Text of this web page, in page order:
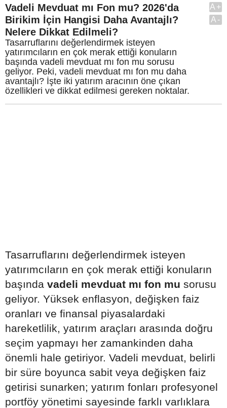
Vadeli Mevduat mı Fon mu? 2026'da
Birikim İçin Hangisi Daha Avantajlı?
Nelere Dikkat Edilmeli?
Tasarruflarını değerlendirmek isteyen
yatırımcıların en çok merak ettiği konuların
başında vadeli mevduat mı fon mu sorusu
geliyor. Peki, vadeli mevduat mı fon mu daha
avantajlı? İşte iki yatırım aracının öne çıkan
özellikleri ve dikkat edilmesi gereken noktalar.
A+
A-
Tasarruflarını değerlendirmek isteyen
yatırımcıların en çok merak ettiği konuların
başında vadeli mevduat mı fon mu sorusu
geliyor. Yüksek enflasyon, değişken faiz
oranları ve finansal piyasalardaki
hareketlilik, yatırım araçları arasında doğru
seçim yapmayı her zamankinden daha
önemli hale getiriyor. Vadeli mevduat, belirli
bir süre boyunca sabit veya değişken faiz
getirisi sunarken; yatırım fonları profesyonel
portföy yönetimi sayesinde farklı varlıklara